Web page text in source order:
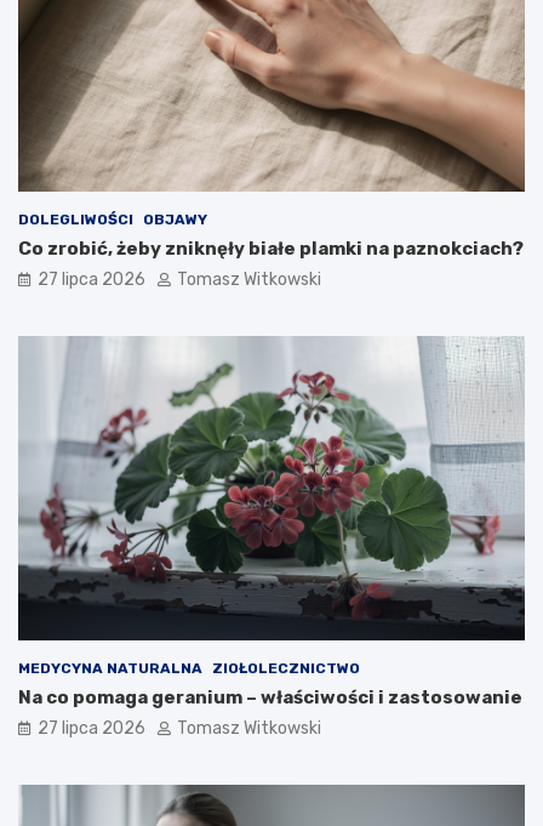
DOLEGLIWOŚCI OBJAWY
Co zrobić, żeby zniknęły białe plamki na paznokciach?
27 lipca 2026 Tomasz Witkowski
MEDYCYNA NATURALNA ZIOŁOLECZNICTWO
Na co pomaga geranium – właściwości i zastosowanie
27 lipca 2026 Tomasz Witkowski